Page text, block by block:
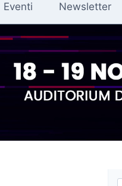
Eventi Newsletter